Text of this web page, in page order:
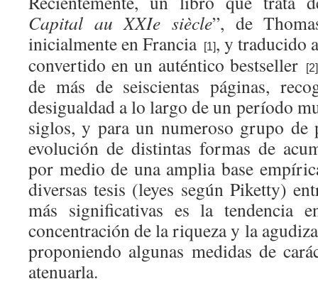
Capital au XXIe siècle”, de
inicialmente en Francia
[1], y traducido
convertido en un auténtico bestseller
[2]
de más de seiscientas páginas,
desigualdad a lo largo de un período
siglos, y para un numeroso grupo de
evolución de distintas formas de
por medio de una amplia base
diversas tesis (leyes según Piketty)
más significativas es la tendencia
concentración de la riqueza y la
proponiendo algunas medidas de
atenuarla.